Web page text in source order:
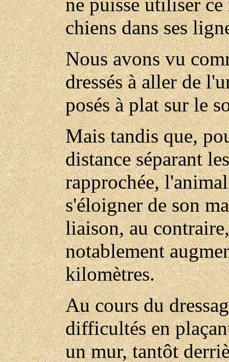
chiens dans ses
Nous avons vu
dressés à aller de
posés à plat sur le
Mais tandis que,
distance séparant
rapprochée,
s'éloigner de son
liaison, au
notablement
kilomètres.
Au cours du
difficultés en
un mur, tantôt